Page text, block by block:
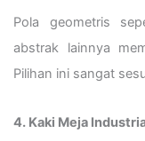
Pola geometris
abstrak lainnya
Pilihan ini sangat
4. Kaki Meja